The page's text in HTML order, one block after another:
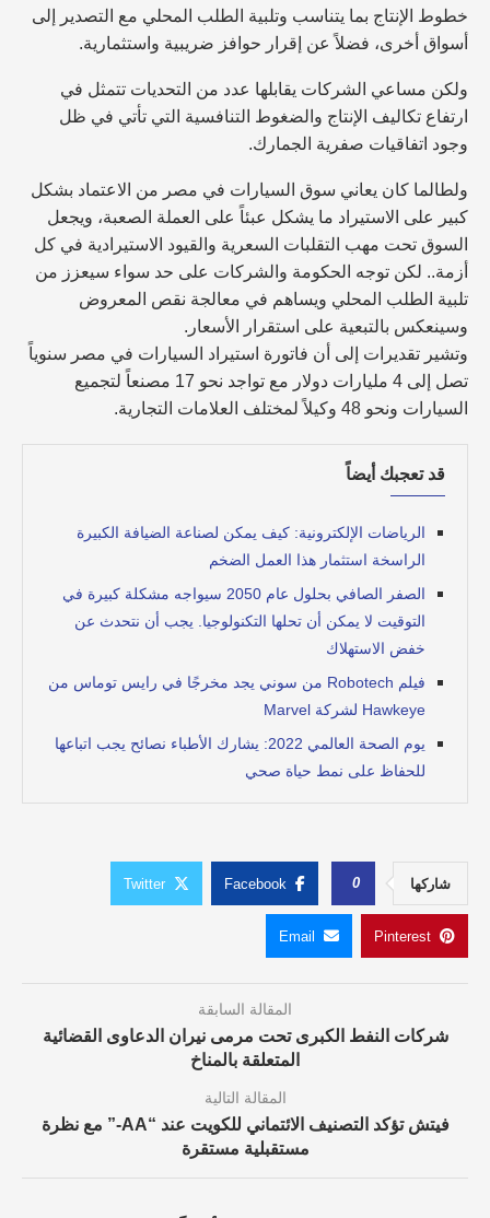
خطوط الإنتاج بما يتناسب وتلبية الطلب المحلي مع التصدير إلى
أسواق أخرى، فضلاً عن إقرار حوافز ضريبية واستثمارية.
ولكن مساعي الشركات يقابلها عدد من التحديات تتمثل في
ارتفاع تكاليف الإنتاج والضغوط التنافسية التي تأتي في ظل
وجود اتفاقيات صفرية الجمارك.
ولطالما كان يعاني سوق السيارات في مصر من الاعتماد بشكل
كبير على الاستيراد ما يشكل عبئاً على العملة الصعبة، ويجعل
السوق تحت مهب التقلبات السعرية والقيود الاستيرادية في كل
أزمة.. لكن توجه الحكومة والشركات على حد سواء سيعزز من
تلبية الطلب المحلي ويساهم في معالجة نقص المعروض
وسينعكس بالتبعية على استقرار الأسعار.
وتشير تقديرات إلى أن فاتورة استيراد السيارات في مصر سنوياً
تصل إلى 4 مليارات دولار مع تواجد نحو 17 مصنعاً لتجميع
السيارات ونحو 48 وكيلاً لمختلف العلامات التجارية.
قد تعجبك أيضاً
الرياضات الإلكترونية: كيف يمكن لصناعة الضيافة الكبيرة
الراسخة استثمار هذا العمل الضخم
الصفر الصافي بحلول عام 2050 سيواجه مشكلة كبيرة في
التوقيت لا يمكن أن تحلها التكنولوجيا. يجب أن نتحدث عن
خفض الاستهلاك
فيلم Robotech من سوني يجد مخرجًا في رايس توماس من
Hawkeye لشركة Marvel
يوم الصحة العالمي 2022: يشارك الأطباء نصائح يجب اتباعها
للحفاظ على نمط حياة صحي
شاركها 0
Facebook
Twitter
Pinterest
Email
المقالة السابقة
شركات النفط الكبرى تحت مرمى نيران الدعاوى القضائية
المتعلقة بالمناخ
المقالة التالية
فيتش تؤكد التصنيف الائتماني للكويت عند “AA-” مع نظرة
مستقبلية مستقرة